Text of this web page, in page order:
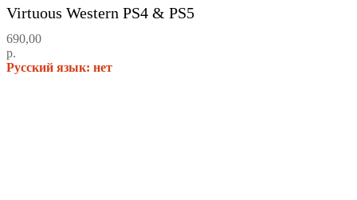
Virtuous Western PS4 & PS5
690,00
р.
Русский язык: нет